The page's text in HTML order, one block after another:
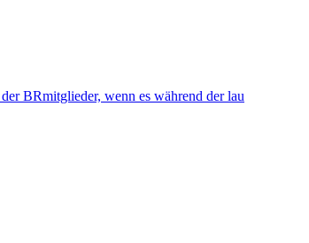
BRmitglieder, wenn es während der lau